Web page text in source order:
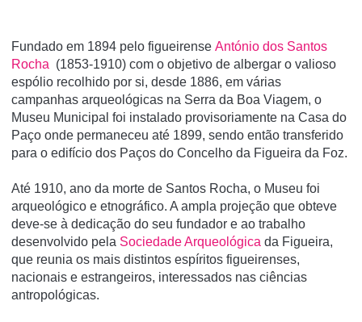
Fundado em 1894 pelo figueirense António dos Santos
Rocha (1853-1910) com o objetivo de albergar o valioso
espólio recolhido por si, desde 1886, em várias
campanhas arqueológicas na Serra da Boa Viagem, o
Museu Municipal foi instalado provisoriamente na Casa do
Paço onde permaneceu até 1899, sendo então transferido
para o edifício dos Paços do Concelho da Figueira da Foz.
Até 1910, ano da morte de Santos Rocha, o Museu foi
arqueológico e etnográfico. A ampla projeção que obteve
deve-se à dedicação do seu fundador e ao trabalho
desenvolvido pela Sociedade Arqueológica da Figueira,
que reunia os mais distintos espíritos figueirenses,
nacionais e estrangeiros, interessados nas ciências
antropológicas.